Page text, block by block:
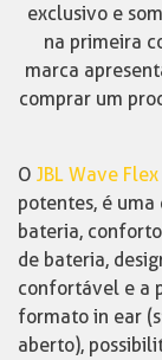
exclusivo e
na primeira
marca
comprar um
O JBL Wave Flex
potentes, é
bateria,
de bateria,
confortável e a
formato in ear
aberto),